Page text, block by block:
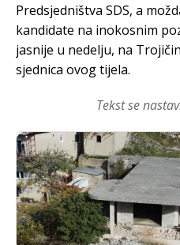
Predsjedništva SDS, a
kandidate na inokosnim
jasnije u nedelju, na
sjednica ovog tijela.
Tekst se